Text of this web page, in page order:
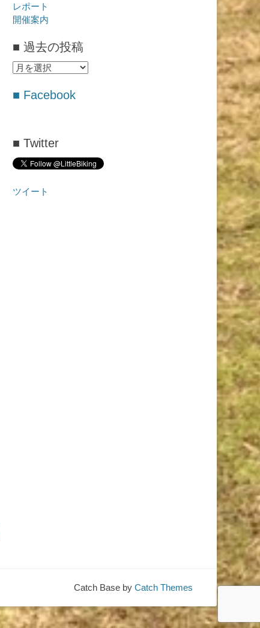
レポート
開催案内
■ 過去の投稿
去
■ Facebook
■ Twitter
ツイート
Catch Base by Catch Themes